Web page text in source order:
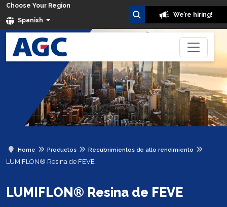
Choose Your Region
Spanish
We’re hiring!
Home Productos Recubrimientos de alto rendimiento
LUMIFLON® Resina de FEVE
LUMIFLON® Resina de FEVE